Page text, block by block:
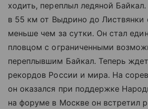
ходить, переплыл ледяной
в 55 км от Выдрино до Листвянки
меньше чем за сутки. Он стал
пловцом с ограниченными
переплывшим Байкал. Теперь
рекордов России и мира. На
он оказался при поддержке
на форуме в Москве он встретил